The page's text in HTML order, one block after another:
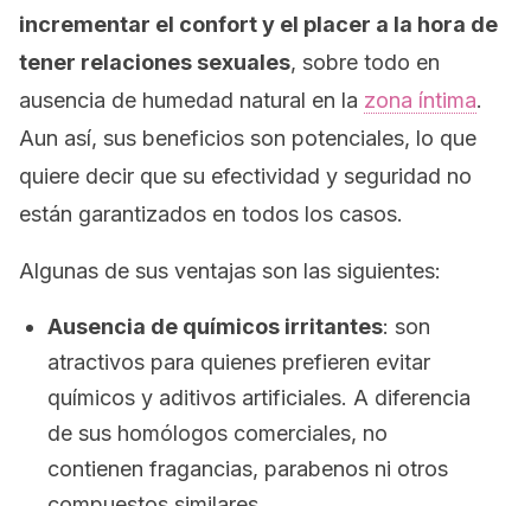
incrementar el confort y el placer a la hora de
tener relaciones sexuales, sobre todo en
ausencia de humedad natural en la zona íntima.
Aun así, sus beneficios son potenciales, lo que
quiere decir que su efectividad y seguridad no
están garantizados en todos los casos.
Algunas de sus ventajas son las siguientes:
Ausencia de químicos irritantes: son
atractivos para quienes prefieren evitar
químicos y aditivos artificiales. A diferencia
de sus homólogos comerciales, no
contienen fragancias, parabenos ni otros